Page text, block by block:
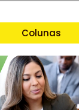
Colunas